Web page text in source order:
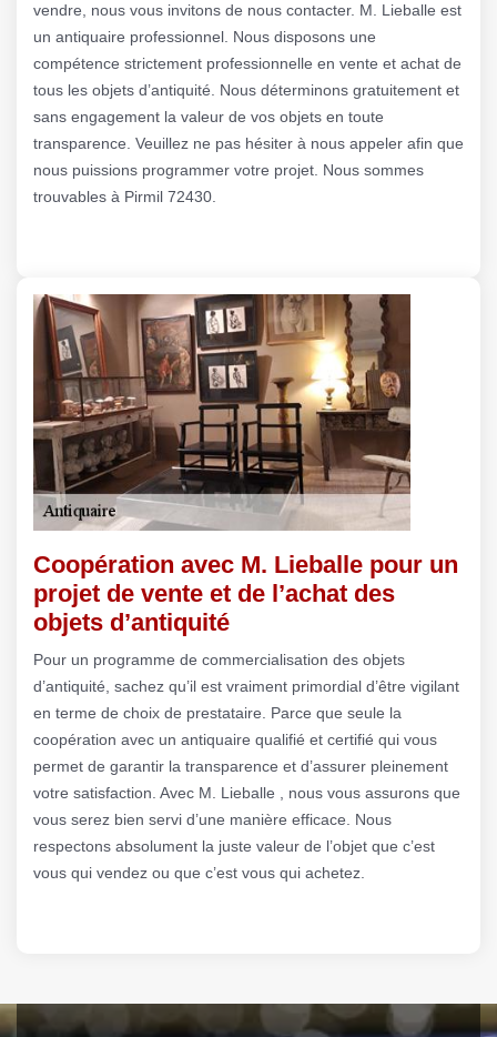
vendre, nous vous invitons de nous contacter. M. Lieballe est
un antiquaire professionnel. Nous disposons une
compétence strictement professionnelle en vente et achat de
tous les objets d’antiquité. Nous déterminons gratuitement et
sans engagement la valeur de vos objets en toute
transparence. Veuillez ne pas hésiter à nous appeler afin que
nous puissions programmer votre projet. Nous sommes
trouvables à Pirmil 72430.
Coopération avec M. Lieballe pour un
projet de vente et de l’achat des
objets d’antiquité
Pour un programme de commercialisation des objets
d’antiquité, sachez qu’il est vraiment primordial d’être vigilant
en terme de choix de prestataire. Parce que seule la
coopération avec un antiquaire qualifié et certifié qui vous
permet de garantir la transparence et d’assurer pleinement
votre satisfaction. Avec M. Lieballe , nous vous assurons que
vous serez bien servi d’une manière efficace. Nous
respectons absolument la juste valeur de l’objet que c’est
vous qui vendez ou que c’est vous qui achetez.